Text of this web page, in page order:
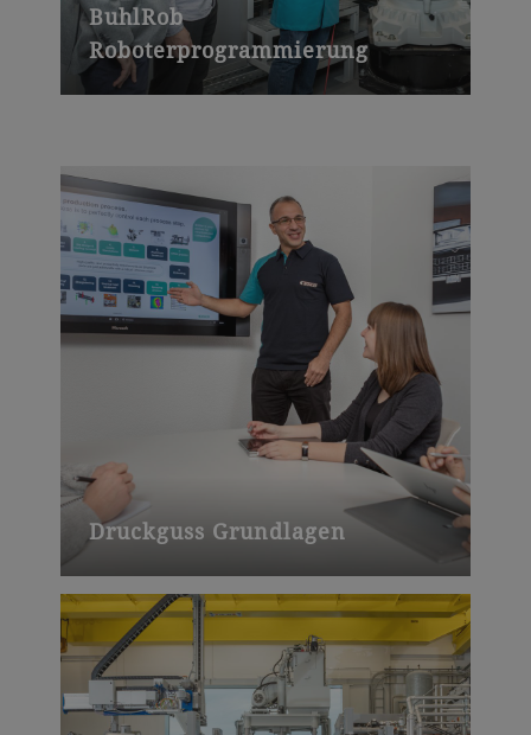
BuhlRob
Roboterprogrammierung
Druckguss Grundlagen